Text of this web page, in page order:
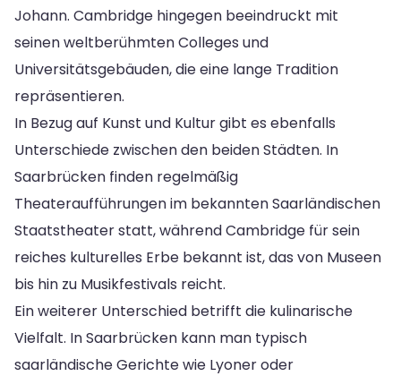
Johann. Cambridge hingegen beeindruckt mit
seinen weltberühmten Colleges und
Universitätsgebäuden, die eine lange Tradition
repräsentieren.
In Bezug auf Kunst und Kultur gibt es ebenfalls
Unterschiede zwischen den beiden Städten. In
Saarbrücken finden regelmäßig
Theateraufführungen im bekannten Saarländischen
Staatstheater statt, während Cambridge für sein
reiches kulturelles Erbe bekannt ist, das von Museen
bis hin zu Musikfestivals reicht.
Ein weiterer Unterschied betrifft die kulinarische
Vielfalt. In Saarbrücken kann man typisch
saarländische Gerichte wie Lyoner oder